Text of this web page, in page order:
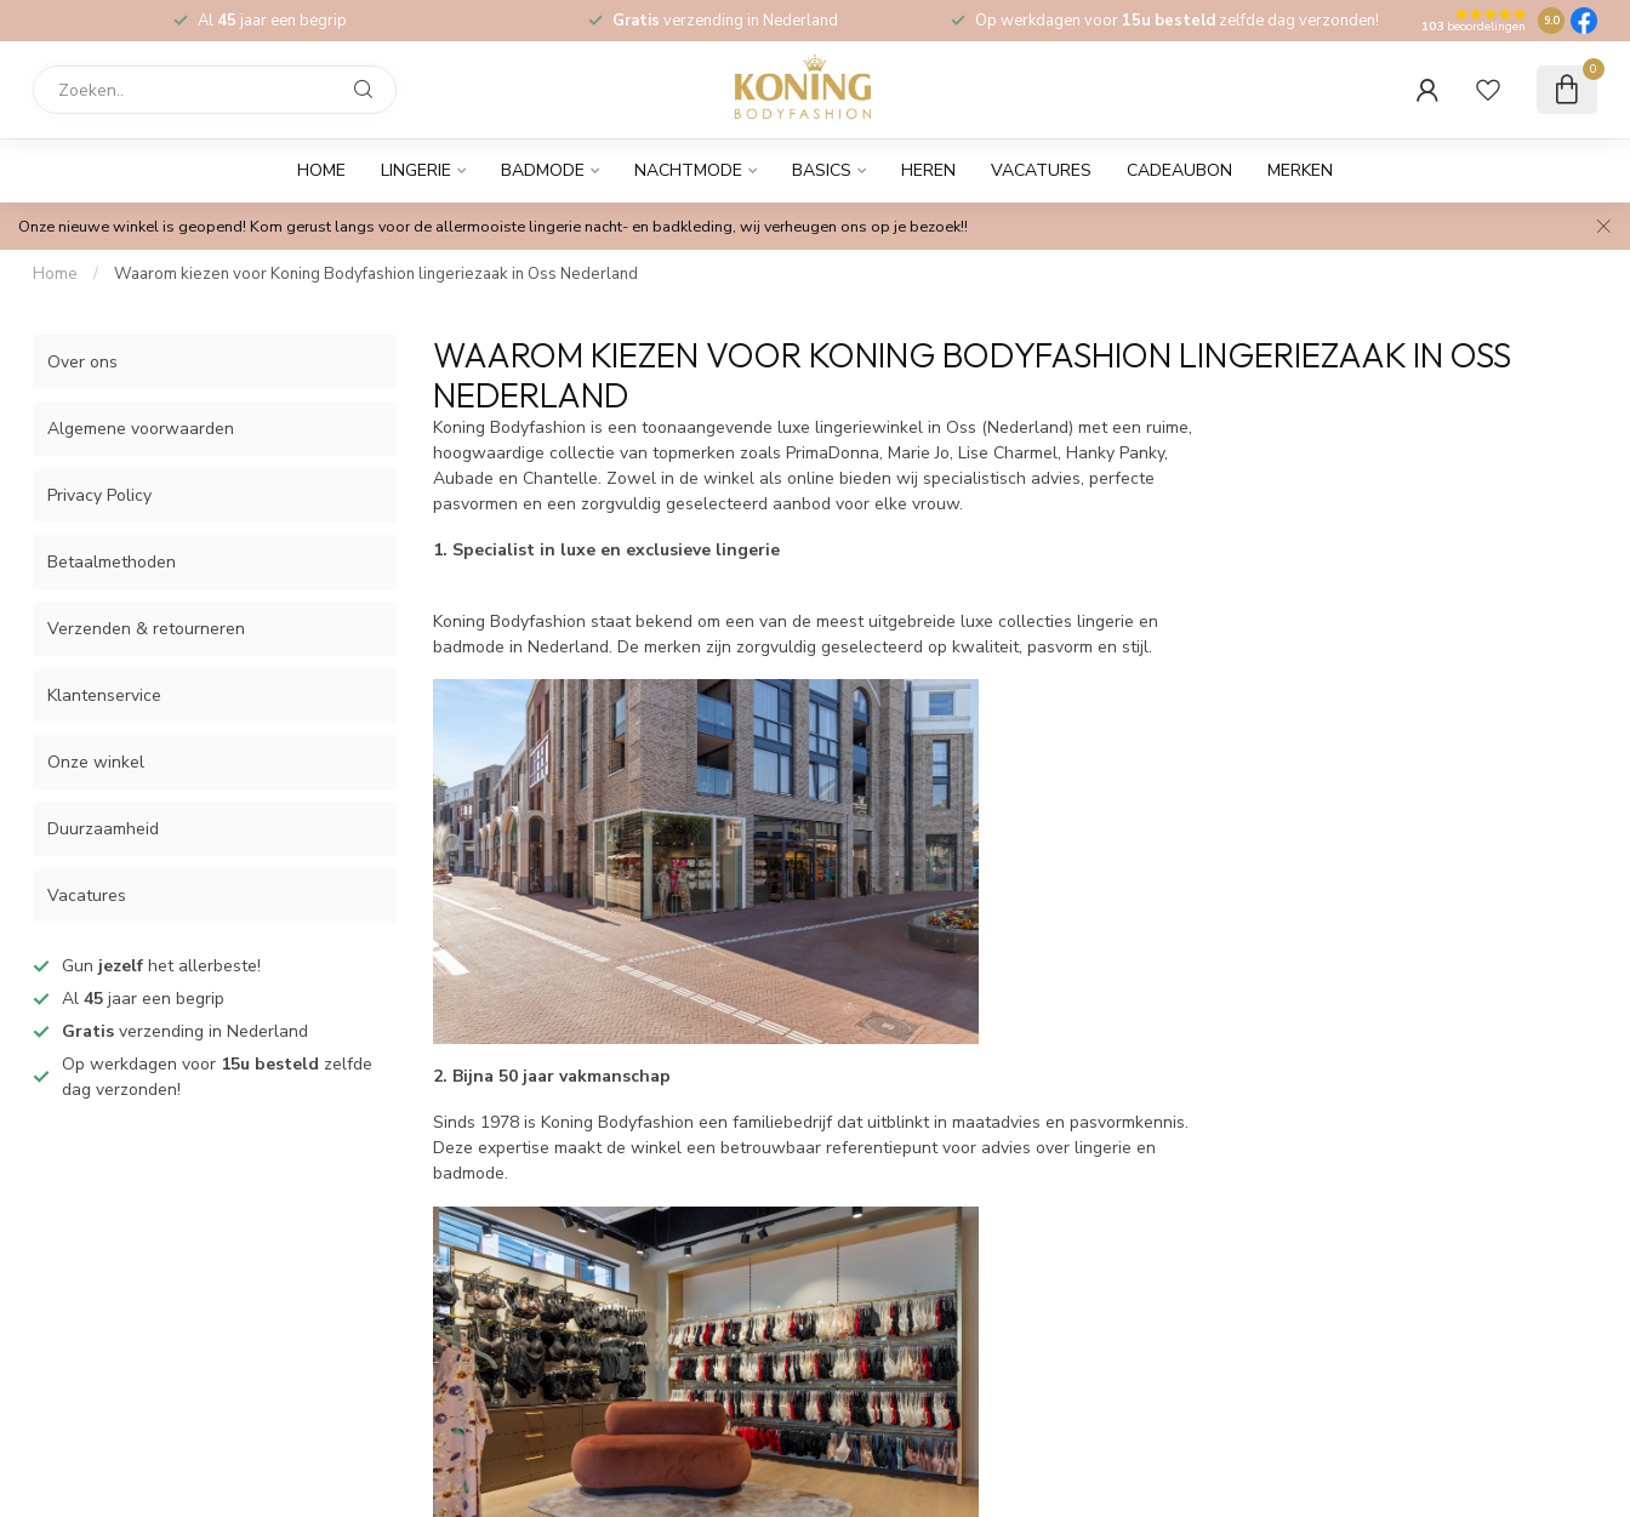
Al 45 jaar een begrip Gratis verzending in Nederland Op werkdagen voor 15u besteld zelfde dag verzonden! 103 beoordelingen 9.0
0
HOME LINGERIE BADMODE NACHTMODE BASICS HEREN VACATURES CADEAUBON MERKEN
Onze nieuwe winkel is geopend! Kom gerust langs voor de allermooiste lingerie nacht- en badkleding, wij verheugen ons op je bezoek!!
Home / Waarom kiezen voor Koning Bodyfashion lingeriezaak in Oss Nederland
Over ons
Algemene voorwaarden
Privacy Policy
Betaalmethoden
Verzenden & retourneren
Klantenservice
Onze winkel
Duurzaamheid
Vacatures
Gun jezelf het allerbeste!
Al 45 jaar een begrip
Gratis verzending in Nederland
Op werkdagen voor 15u besteld zelfde
dag verzonden!
WAAROM KIEZEN VOOR KONING BODYFASHION LINGERIEZAAK IN OSS
NEDERLAND
Koning Bodyfashion is een toonaangevende luxe lingeriewinkel in Oss (Nederland) met een ruime,
hoogwaardige collectie van topmerken zoals PrimaDonna, Marie Jo, Lise Charmel, Hanky Panky,
Aubade en Chantelle. Zowel in de winkel als online bieden wij specialistisch advies, perfecte
pasvormen en een zorgvuldig geselecteerd aanbod voor elke vrouw.
1. Specialist in luxe en exclusieve lingerie
Koning Bodyfashion staat bekend om een van de meest uitgebreide luxe collecties lingerie en
badmode in Nederland. De merken zijn zorgvuldig geselecteerd op kwaliteit, pasvorm en stijl.
2. Bijna 50 jaar vakmanschap
Sinds 1978 is Koning Bodyfashion een familiebedrijf dat uitblinkt in maatadvies en pasvormkennis.
Deze expertise maakt de winkel een betrouwbaar referentiepunt voor advies over lingerie en
badmode.